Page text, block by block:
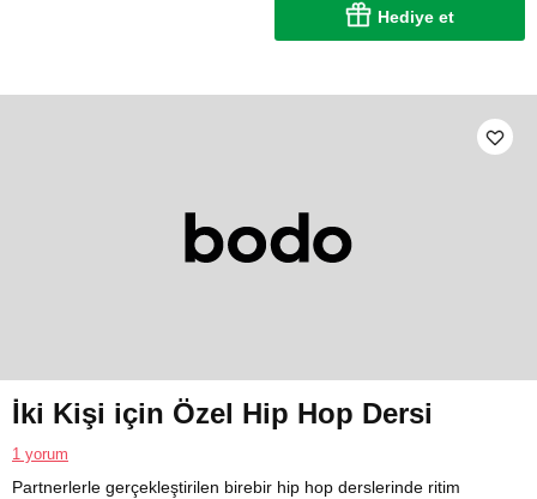
Hediye et
İki Kişi için Özel Hip Hop Dersi
1 yorum
Partnerlerle gerçekleştirilen birebir hip hop derslerinde ritim